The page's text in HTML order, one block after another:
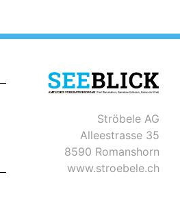
Ströbele AG
Alleestrasse 35
8590 Romanshorn
www.stroebele.ch